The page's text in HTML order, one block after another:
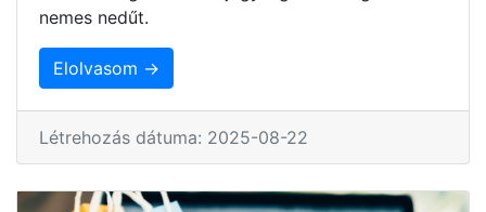
nemes nedűt.
Elolvasom →
Létrehozás dátuma: 2025-08-22